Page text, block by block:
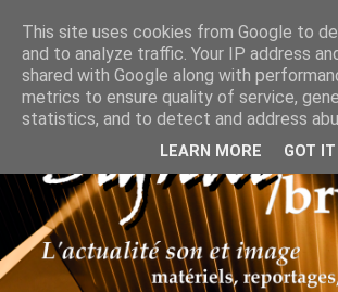
This site uses cookies from Google to
and to analyze traffic. Your IP address
shared with Google along with
metrics to ensure quality of service,
statistics, and to detect and address
LEARN MORE GOT IT